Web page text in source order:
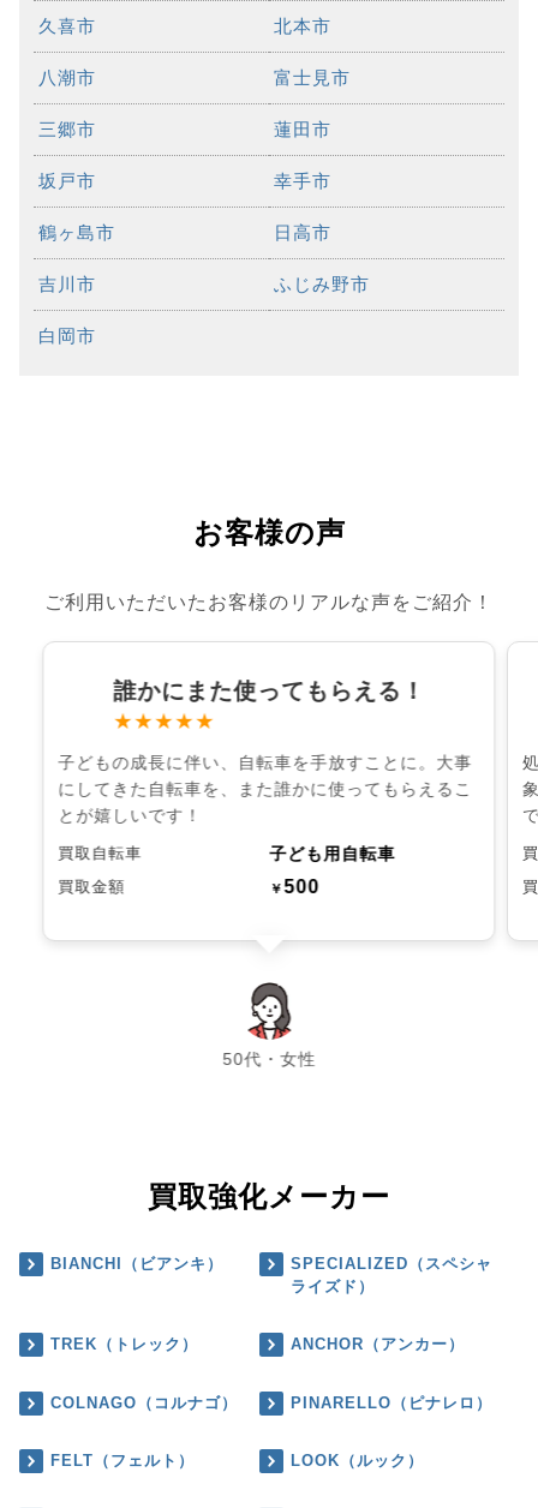
久喜市 北本市
八潮市 富士見市
三郷市 蓮田市
坂戸市 幸手市
鶴ヶ島市 日高市
吉川市 ふじみ野市
白岡市
お客様の声
ご利用いただいたお客様のリアルな声をご紹介！
誰かにまた使ってもらえる！
★★★★★
子どもの成長に伴い、自転車を手放すことに。大事
にしてきた自転車を、また誰かに使ってもらえるこ
とが嬉しいです！
買取自転車 子ども用自転車
買取金額 ￥500
50代・女性
chevron_left chevron_right
買取強化メーカー
BIANCHI（ビアンキ）
SPECIALIZED（スペシャ
ライズド）
TREK（トレック） ANCHOR（アンカー）
COLNAGO（コルナゴ） PINARELLO（ピナレロ）
FELT（フェルト） LOOK（ルック）